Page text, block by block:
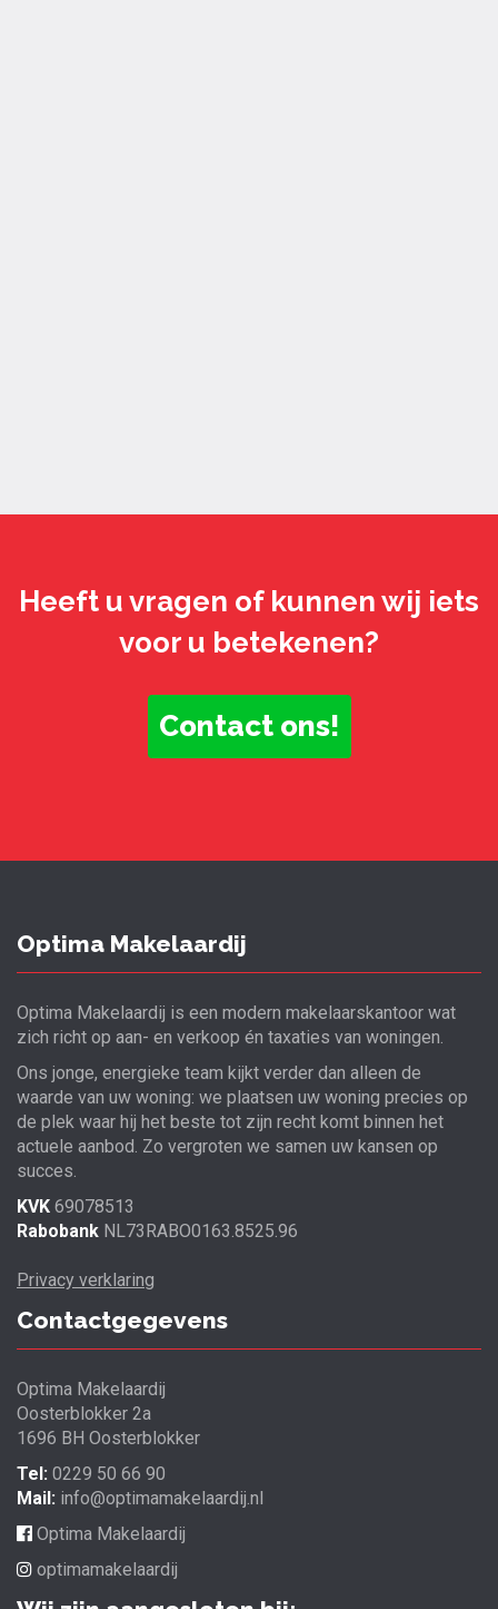
Heeft u vragen of kunnen wij iets
voor u betekenen?
Contact ons!
Optima Makelaardij
Optima Makelaardij is een modern makelaarskantoor wat
zich richt op aan- en verkoop én taxaties van woningen.
Ons jonge, energieke team kijkt verder dan alleen de
waarde van uw woning: we plaatsen uw woning precies op
de plek waar hij het beste tot zijn recht komt binnen het
actuele aanbod. Zo vergroten we samen uw kansen op
succes.
KVK 69078513
Rabobank NL73RABO0163.8525.96
Privacy verklaring
Contactgegevens
Optima Makelaardij
Oosterblokker 2a
1696 BH Oosterblokker
Tel: 0229 50 66 90
Mail: info@optimamakelaardij.nl
Optima Makelaardij
optimamakelaardij